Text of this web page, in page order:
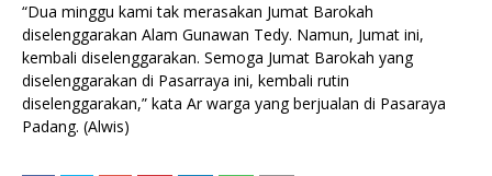
“Dua minggu kami tak merasakan Jumat Barokah
diselenggarakan Alam Gunawan Tedy. Namun, Jumat ini,
kembali diselenggarakan. Semoga Jumat Barokah yang
diselenggarakan di Pasarraya ini, kembali rutin
diselenggarakan,” kata Ar warga yang berjualan di Pasaraya
Padang. (Alwis)